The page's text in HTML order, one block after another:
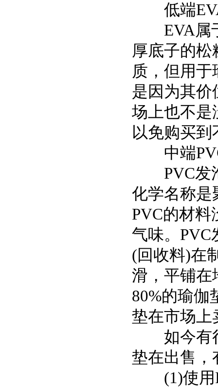
低端
EVA属于
厚底子的
质，但用
是因为其价
场上也不是
以免购买
中端
PVC发泡
化学名称是
PVC的材
气味。PVC
(回收料)在
滑，平铺在
80%的瑜伽
垫在市场上
如今有很
垫在出售，
(1)使用